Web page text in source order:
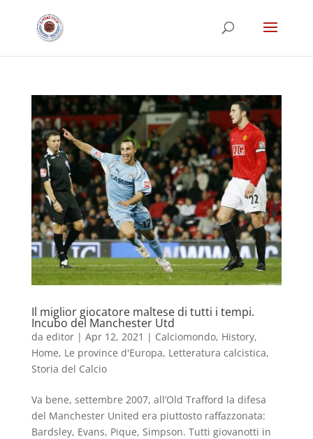
Il miglior giocatore maltese di tutti i tempi.
Incubo del Manchester Utd
da editor| Apr 12, 2021 | Calciomondo, History,
Home, Le province d'Europa, Letteratura calcistica,
Storia del Calcio
Va bene, settembre 2007, all’Old Trafford la difesa
del Manchester United era piuttosto raffazzonata:
Bardsley, Evans, Pique, Simpson. Tutti giovanotti in